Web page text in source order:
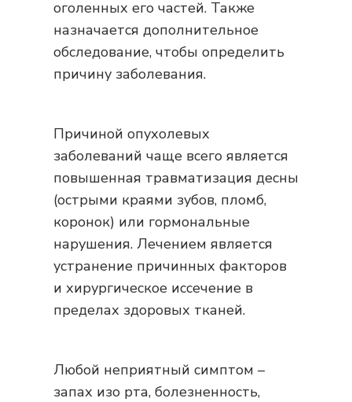
оголенных его частей. Также
назначается дополнительное
обследование, чтобы определить
причину заболевания.
Причиной опухолевых
заболеваний чаще всего является
повышенная травматизация десны
(острыми краями зубов, пломб,
коронок) или гормональные
нарушения. Лечением является
устранение причинных факторов
и хирургическое иссечение в
пределах здоровых тканей.
Любой неприятный симптом –
запах изо рта, болезненность,